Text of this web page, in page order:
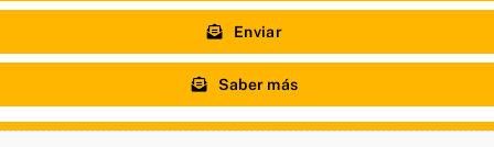
Enviar
Saber más